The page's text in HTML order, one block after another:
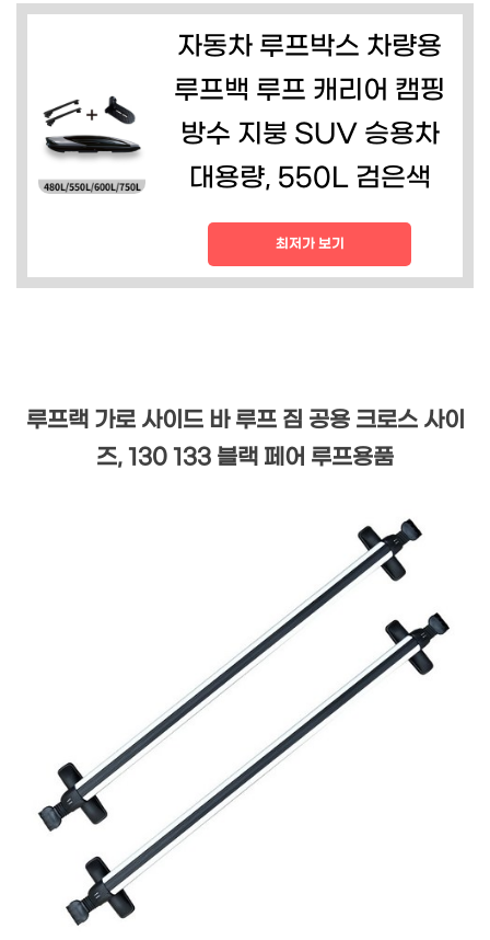
자동차 루프박스 차량용
루프백 루프 캐리어 캠핑
방수 지붕 SUV 승용차
대용량, 550L 검은색
최저가 보기
루프랙 가로 사이드 바 루프 짐 공용 크로스 사이
즈, 130 133 블랙 페어 루프용품